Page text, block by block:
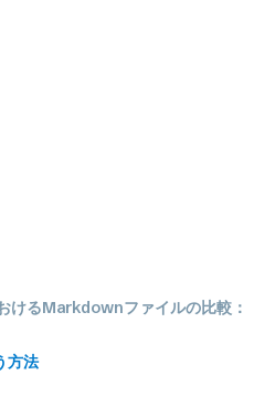
けるMarkdownファイルの比較：
方法